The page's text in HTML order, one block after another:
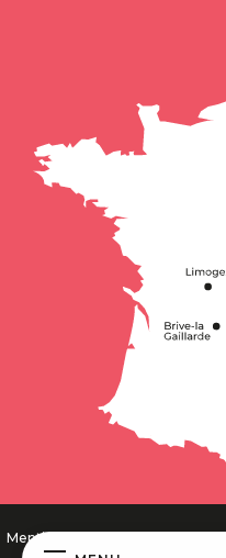
Mentions légales - Politique